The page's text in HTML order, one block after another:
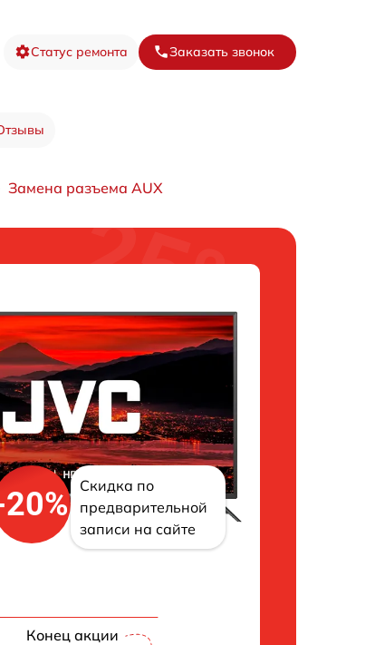
Статус ремонта Заказать звонок
Замена разъема AUX
Скидка по
предварительной
записи на сайте
Конец акции